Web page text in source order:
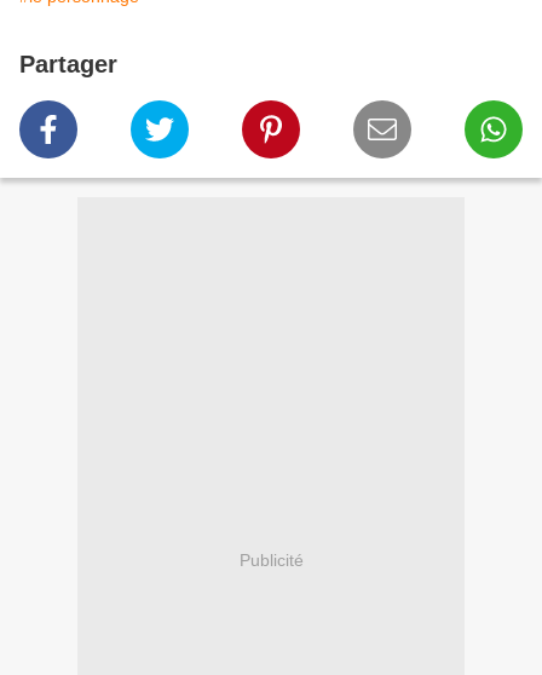
Partager
Publicité